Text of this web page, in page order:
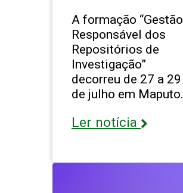
A formação “Gestão
Responsável dos
Repositórios de
Investigação”
decorreu de 27 a 29
de julho em Maputo.
Ler notícia